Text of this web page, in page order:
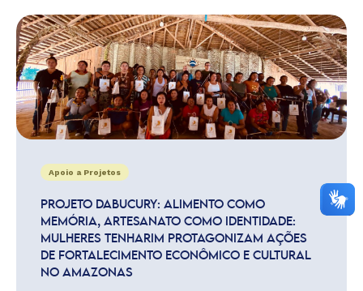
Apoio a Projetos
PROJETO DABUCURY: ALIMENTO COMO
MEMÓRIA, ARTESANATO COMO IDENTIDADE:
MULHERES TENHARIM PROTAGONIZAM AÇÕES
DE FORTALECIMENTO ECONÔMICO E CULTURAL
NO AMAZONAS